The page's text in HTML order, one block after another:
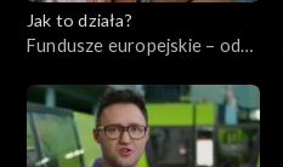
Jak to działa?
Fundusze europejskie – odc.
ochrona zdrowia